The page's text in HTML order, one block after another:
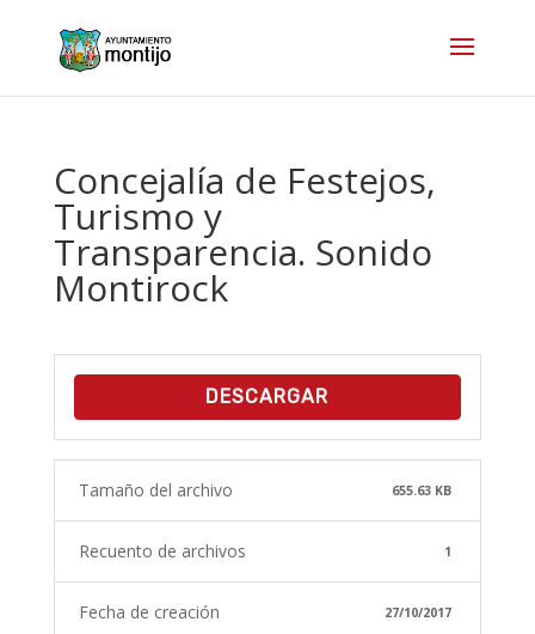
Concejalía de Festejos,
Turismo y
Transparencia. Sonido
Montirock
DESCARGAR
Tamaño del archivo 655.63 KB
Recuento de archivos 1
Fecha de creación 27/10/2017